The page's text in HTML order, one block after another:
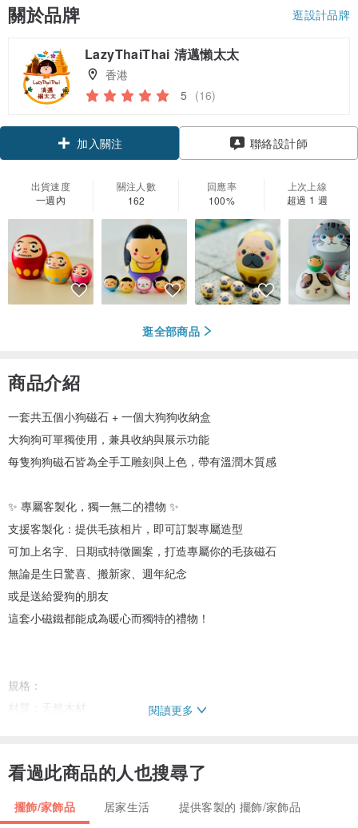
關於品牌 逛設計品牌
LazyThaiThai 清邁懶太太
香港
5 (16)
聯絡設計師
出貨速度
一週內
關注人數
162
回應率
100%
上次上線
超過 1 週
逛全部商品
商品介紹
一套共五個小狗磁石 + 一個大狗狗收納盒
大狗狗可單獨使用，兼具收納與展示功能
每隻狗狗磁石皆為全手工雕刻與上色，帶有溫潤木質感
✨ 專屬客製化，獨一無二的禮物 ✨
支援客製化：提供毛孩相片，即可訂製專屬造型
可加上名字、日期或特徵圖案，打造專屬你的毛孩磁石
無論是生日驚喜、搬新家、週年紀念
或是送給愛狗的朋友
這套小磁鐵都能成為暖心而獨特的禮物！
規格：
避免碰撞、摔落或長時間浸水，以保持木材質感
閱讀更多
看過此商品的人也搜尋了
擺飾/家飾品 居家生活 提供客製的 擺飾/家飾品